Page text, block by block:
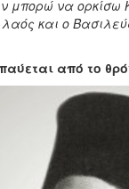
μπορώ να ορκίσω
λαός και ο
από το